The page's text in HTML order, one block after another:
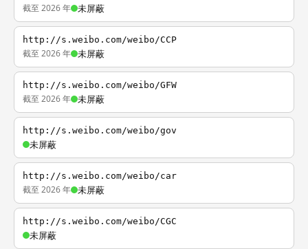
截至 2026 年 未屏蔽
http://s.weibo.com/weibo/CCP
截至 2026 年 未屏蔽
http://s.weibo.com/weibo/GFW
截至 2026 年 未屏蔽
http://s.weibo.com/weibo/gov
未屏蔽
http://s.weibo.com/weibo/car
截至 2026 年 未屏蔽
http://s.weibo.com/weibo/CGC
未屏蔽